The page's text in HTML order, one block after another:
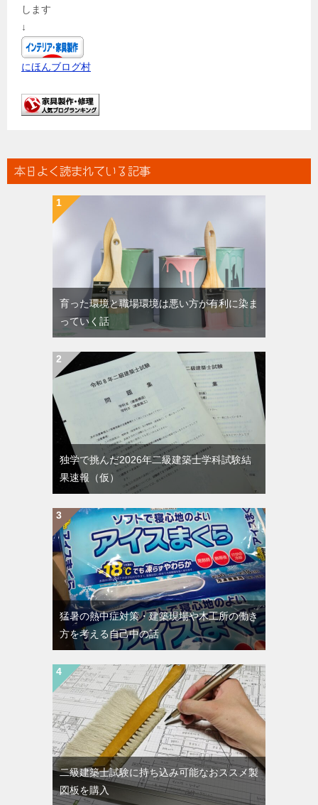
します
↓
にほんブログ村
本日よく読まれている記事
育った環境と職場環境は悪い方が有利に染ま
っていく話
独学で挑んだ2026年二級建築士学科試験結
果速報（仮）
猛暑の熱中症対策・建築現場や木工所の働き
方を考える自己中の話
二級建築士試験に持ち込み可能なおススメ製
図板を購入